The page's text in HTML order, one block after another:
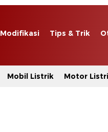
Modifikasi Tips & Trik
Mobil Listrik Motor